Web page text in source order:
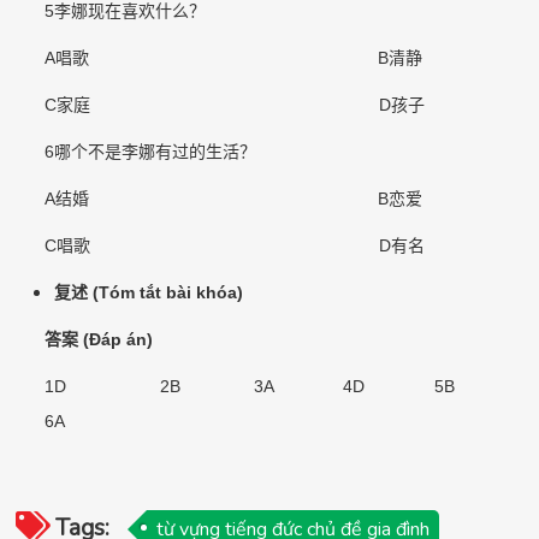
5李娜现在喜欢什么？
A唱歌 B清静
C家庭 D孩子
6哪个不是李娜有过的生活？
A结婚 B恋爱
C唱歌 D有名
复述 (Tóm tắt bài khóa)
答案 (Đáp án)
1D 2B 3A 4D 5B
6A
Tags: từ vựng tiếng đức chủ đề gia đình